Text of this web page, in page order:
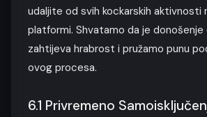
udaljite od svih kockarskih aktivnosti
platformi. Shvatamo da je donošenje
zahtijeva hrabrost i pružamo punu
ovog procesa.
6.1 Privremeno